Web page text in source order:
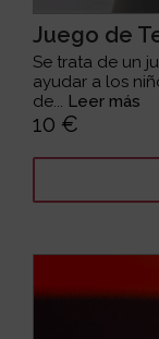
Juego de
Se trata de un
ayudar a los
de... Leer más
10 €